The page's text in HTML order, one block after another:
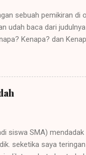
sebuah pemikiran
udah baca dari
Kenapa? dan
sayang yang tulus
suatu hubungan
Apa mungkin karna
kita belanja di
lagi sih yah kalau
siswa SMA)
seketika saya